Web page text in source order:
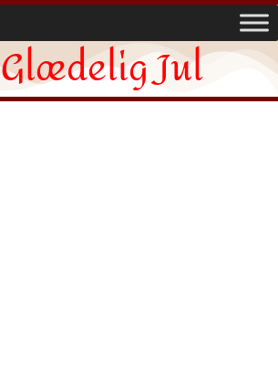
Glædelig Jul